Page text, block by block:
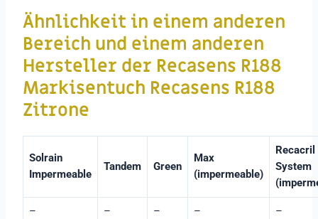
Ähnlichkeit in einem anderen
Bereich und einem anderen
Hersteller der Recasens R188
Markisentuch Recasens R188
Zitrone
Solrain
Impermeable
Tandem Green
Max
(impermeable)
Recacril
System
– – – – –